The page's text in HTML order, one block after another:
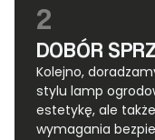
2
DOBÓR
Kolejno,
stylu lamp
estetykę, ale
wymagania